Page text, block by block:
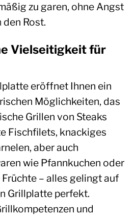
zu garen, ohne Angst
Rost.
Vielseitigkeit für
eröffnet Ihnen ein
Möglichkeiten, das
Grillen von Steaks
Fischfilets, knackiges
aber auch
wie Pfannkuchen oder
– alles gelingt auf
Grillplatte perfekt.
und